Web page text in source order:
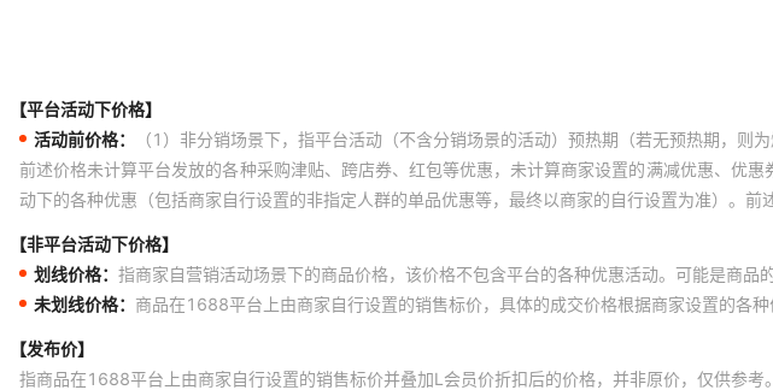
【平台活动下价格】
活动前价格：
（1）非分销场景下，指平台活动（不含分销场景的活动）预热期（若无预热期，
前述价格未计算平台发放的各种采购津贴、跨店券、红包等优惠，未计算商家设置的满减优惠、优
动下的各种优惠（包括商家自行设置的非指定人群的单品优惠等，最终以商家的自行设置为准）。
【非平台活动下价格】
划线价格： 指商家自营销活动场景下的商品价格，该价格不包含平台的各种优惠活动。可能是商品
未划线价格： 商品在1688平台上由商家自行设置的销售标价，具体的成交价格根据商家设置的各
【发布价】
指商品在1688平台上由商家自行设置的销售标价并叠加L会员价折扣后的价格，并非原价，仅供参考。